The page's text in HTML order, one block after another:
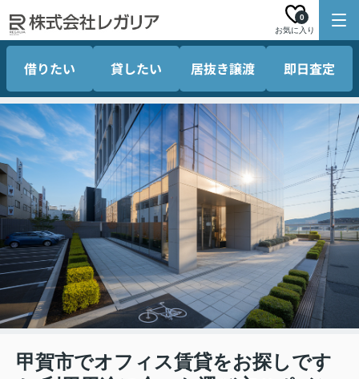
お気に入り
0
借りたい 貸したい 居抜き譲渡 即日査定
甲賀市でオフィス賃貸をお探しです